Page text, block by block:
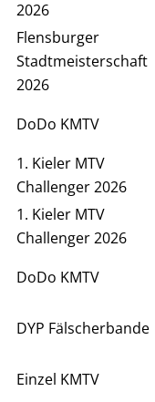
2026
Flensburger
Stadtmeisterschaft
2026
DoDo KMTV
1. Kieler MTV
Challenger 2026
1. Kieler MTV
Challenger 2026
DoDo KMTV
DYP Fälscherbande
Einzel KMTV